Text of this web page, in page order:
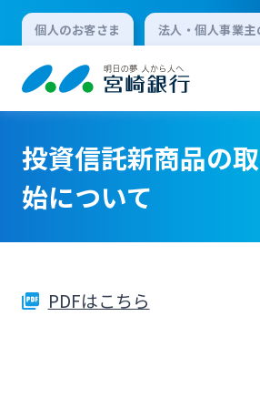
個人のお客さま 法人・個人事業主
個人向けインターネッ
ログオン
法人向けインターネット
投資信託新商品の
始について
PDFはこちら